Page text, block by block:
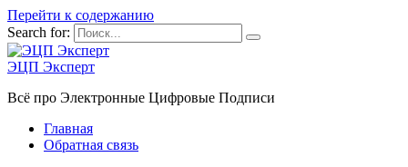
Перейти к содержанию
Search for:
ЭЦП Эксперт
Всё про Электронные Цифровые Подписи
Главная
Обратная связь